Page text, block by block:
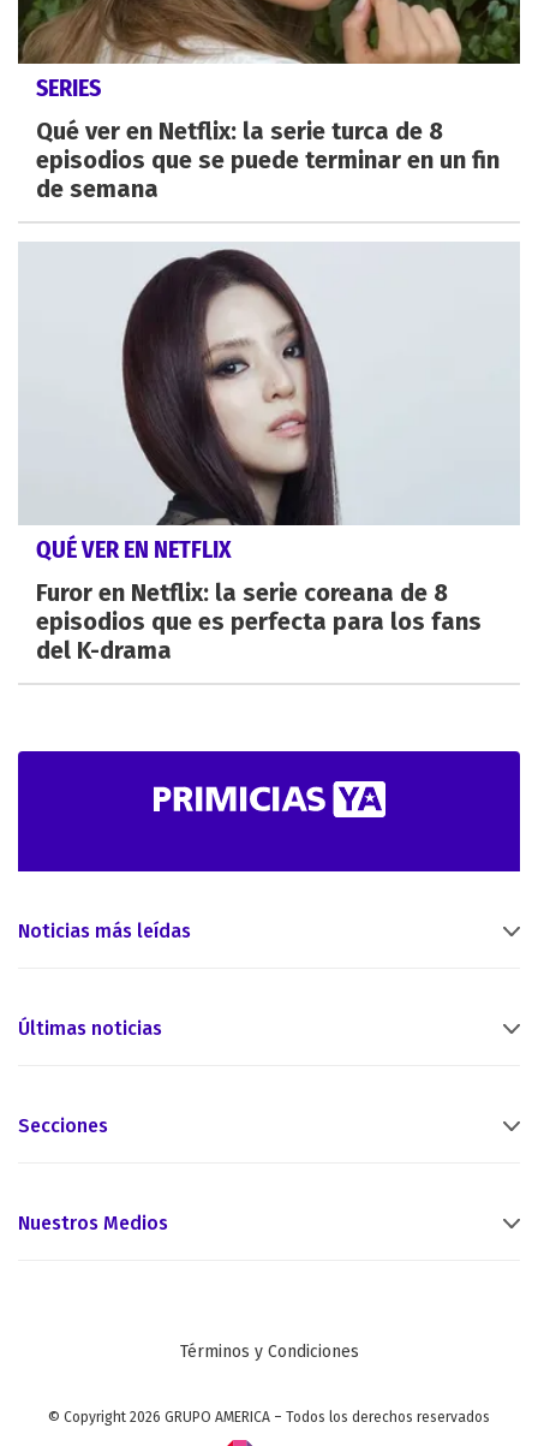
SERIES
Qué ver en Netflix: la serie turca de 8
episodios que se puede terminar en un fin
de semana
QUÉ VER EN NETFLIX
Furor en Netflix: la serie coreana de 8
episodios que es perfecta para los fans
del K-drama
Noticias más leídas
Últimas noticias
Secciones
Nuestros Medios
Términos y Condiciones
© Copyright 2026 GRUPO AMERICA – Todos los derechos reservados